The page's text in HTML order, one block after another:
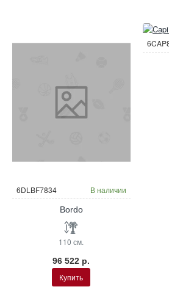
6DLBF7834 В наличии
Bordo
110 см.
96 522 р.
Купить